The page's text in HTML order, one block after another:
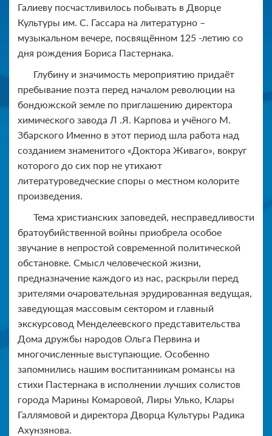
Галиеву посчастливилось побывать в Дворце
Культуры им. С. Гассара на литературно –
музыкальном вечере, посвящённом 125 -летию со
дня рождения Бориса Пастернака.
Глубину и значимость мероприятию придаёт
пребывание поэта перед началом революции на
бондюжской земле по приглашению директора
химического завода Л .Я. Карпова и учёного М.
Збарского Именно в этот период шла работа над
созданием знаменитого «Доктора Живаго», вокруг
которого до сих пор не утихают
литературоведческие споры о местном колорите
произведения.
Тема христианских заповедей, несправедливости
братоубийственной войны приобрела особое
звучание в непростой современной политической
обстановке. Смысл человеческой жизни,
предназначение каждого из нас, раскрыли перед
зрителями очаровательная эрудированная ведущая,
заведующая массовым сектором и главный
экскурсовод Менделеевского представительства
Дома дружбы народов Ольга Первина и
многочисленные выступающие. Особенно
запомнились нашим воспитанникам романсы на
стихи Пастернака в исполнении лучших солистов
города Марины Комаровой, Лиры Улько, Клары
Галлямовой и директора Дворца Культуры Радика
Ахунзянова.